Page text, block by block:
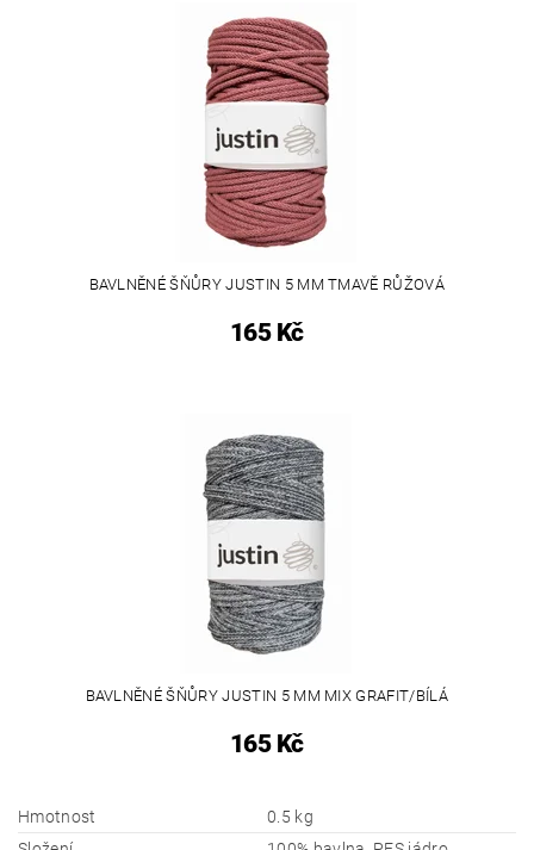
BAVLNĚNÉ ŠŇŮRY JUSTIN 5 MM TMAVĚ RŮŽOVÁ
165 Kč
BAVLNĚNÉ ŠŇŮRY JUSTIN 5 MM MIX GRAFIT/BÍLÁ
165 Kč
Hmotnost
0.5 kg